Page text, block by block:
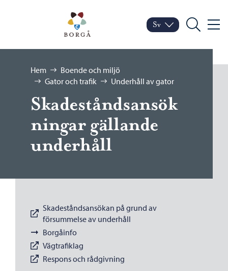
Porvoo – Gå till
Byt språk
Nuvarande språk:
Sv
Sök Meny
Bläddra:
Hem
Boende och miljö
Gator och trafik
Underhåll av gator
Skadeståndsansök
ningar gällande
underhåll
Skadeståndsansökan på grund av
försummelse av underhåll
Borgåinfo
Vägtrafiklag
Respons och rådgivning